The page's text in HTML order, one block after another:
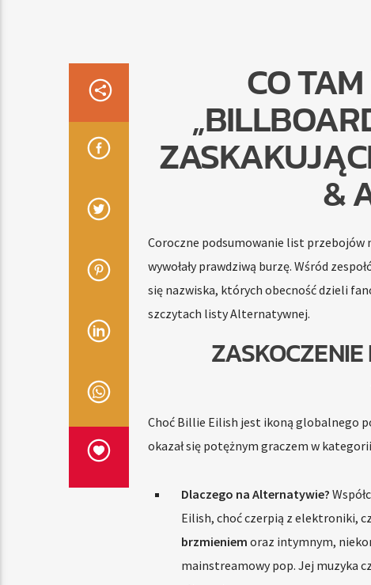
CO
&
Coroczne podsumowanie list przebojów
wywołały prawdziwą burzę. Wśród
się nazwiska, których obecność dzieli
szczytach listy Alternatywnej.
Choć Billie Eilish jest ikoną globalnego
okazał się potężnym graczem w
Dlaczego na Alternatywie?
Eilish, choć czerpią z elektroniki,
brzmieniem oraz intymnym,
mainstreamowy pop. Jej muzyka